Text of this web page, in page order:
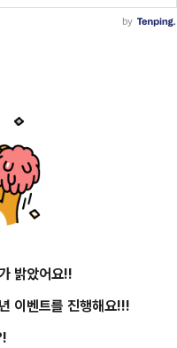
밝았어요!!
이벤트를 진행해요!!!